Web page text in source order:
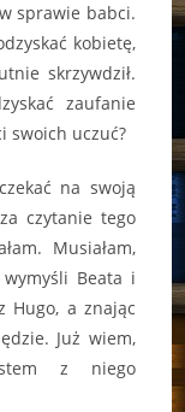
sprawie babci.
kobietę,
skrzywdził.
zaufanie
swoich uczuć?
na swoją
czytanie tego
Musiałam,
wymyśli Beata i
Hugo, a znając
Już wiem,
z niego